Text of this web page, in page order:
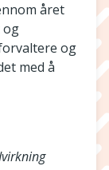
året
og
og
med å